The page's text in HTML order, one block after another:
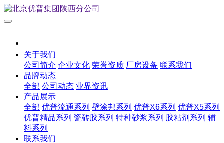
关于我们
公司简介 企业文化 荣誉资质 厂房设备 联系我们
品牌动态
全部 公司动态 业界资讯
产品展示
全部 优普流通系列 壁涂邦系列 优普X6系列 优普X5系列
优普精品系列 瓷砖胶系列 特种砂浆系列 胶粘剂系列 辅
料系列
联系我们